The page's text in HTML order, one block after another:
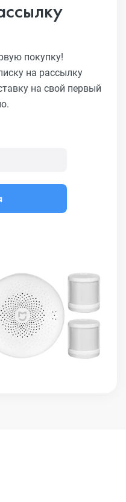
покупку!
на рассылку
на свой первый